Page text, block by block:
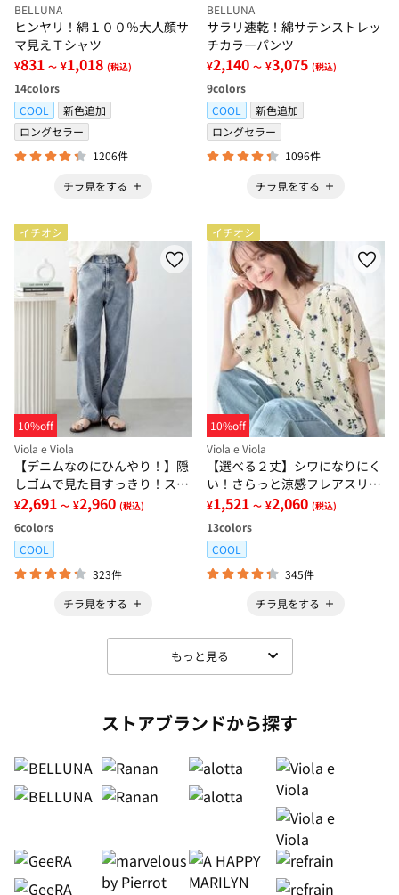
BELLUNA
ヒンヤリ！綿１００％大人顔サ
マ見えＴシャツ
¥831 ～ ¥1,018 (税込)
14colors
COOL
新色追加
ロングセラー
1206件
チラ見をする
BELLUNA
サラリ速乾！綿サテンストレッ
チカラーパンツ
¥2,140 ～ ¥3,075 (税込)
9colors
COOL
新色追加
ロングセラー
1096件
チラ見をする
イチオシ
10%off
Viola e Viola
【デニムなのにひんやり！】隠
しゴムで見た目すっきり！スト
レッチ楽ちんデニム
¥2,691 ～ ¥2,960 (税込)
6colors
COOL
323件
チラ見をする
イチオシ
10%off
Viola e Viola
【選べる２丈】シワになりにく
い！さらっと涼感フレアスリー
ブブラウス
¥1,521 ～ ¥2,060 (税込)
13colors
COOL
345件
チラ見をする
もっと見る
ストアブランドから探す